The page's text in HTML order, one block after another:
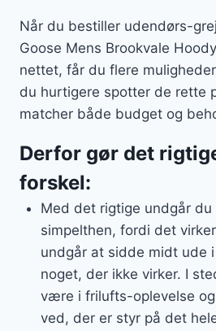
Når du bestiller udendørs-
Goose Mens Brookvale
nettet, får du flere
du hurtigere spotter de rette
matcher både budget og
Derfor gør det
forskel:
Med det rigtige undgår du
simpelthen, fordi det
undgår at sidde midt ude
noget, der ikke virker. I
være i frilufts-oplevelse
ved, der er styr på det